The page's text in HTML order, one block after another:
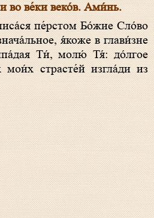
во ве́ки веко́в. Ами́нь.
пе́рстом Бо́жие Сло́во
я́коже в глави́зне
Ти́, молю́ Тя́: до́лгое
мои́х страсте́й изгла́ди из